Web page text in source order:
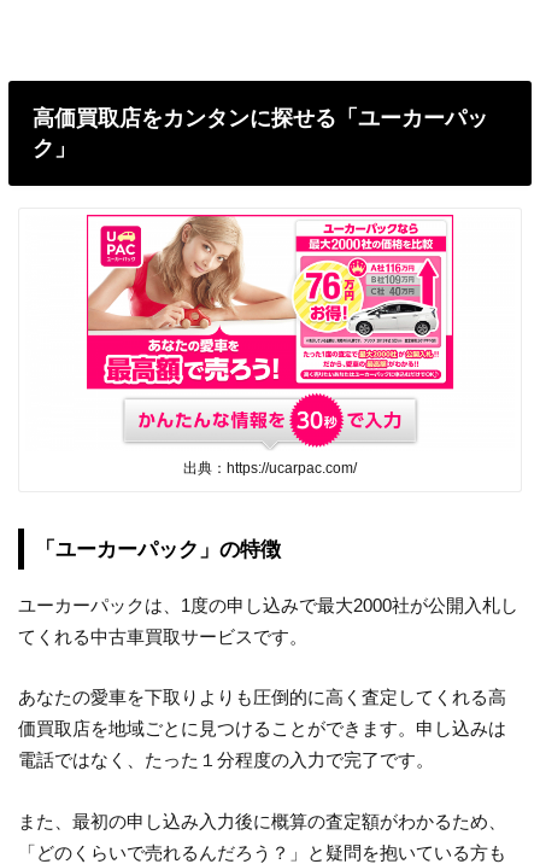
高価買取店をカンタンに探せる「ユーカーパッ
ク」
出典：https://ucarpac.com/
「ユーカーパック」の特徴
ユーカーパックは、1度の申し込みで最大2000社が公開入札し
てくれる中古車買取サービスです。
あなたの愛車を下取りよりも圧倒的に高く査定してくれる高
価買取店を地域ごとに見つけることができます。申し込みは
電話ではなく、たった１分程度の入力で完了です。
また、最初の申し込み入力後に概算の査定額がわかるため、
「どのくらいで売れるんだろう？」と疑問を抱いている方も